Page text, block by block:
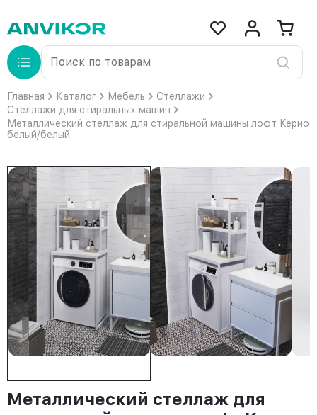
Главная Каталог Мебель
Стеллажи
Стеллажи для стиральных машин
Металлический стеллаж для стиральной машины лофт Керио
белый/белый
Металлический стеллаж для